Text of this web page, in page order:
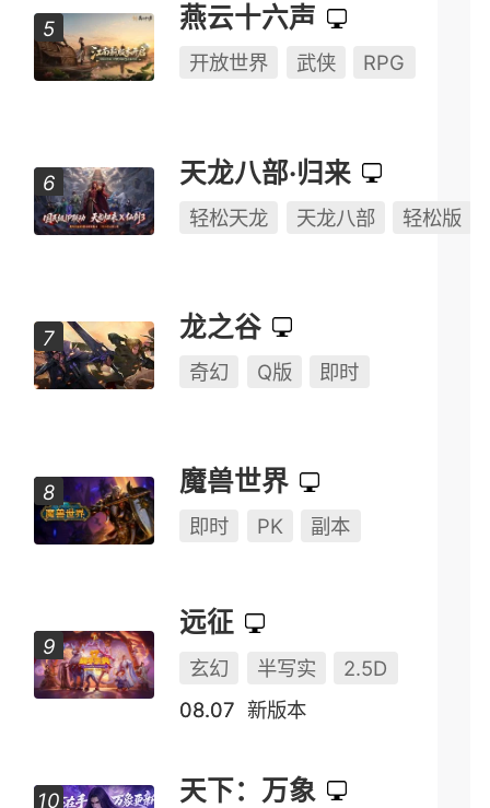
燕云十六声
开放世界 武侠 RPG
天龙八部·归来
轻松天龙 天龙八部 轻松版
龙之谷
奇幻 Q版 即时
魔兽世界
即时 PK 副本
远征
玄幻 半写实
2.5D
08.07 新版本
天下：万象